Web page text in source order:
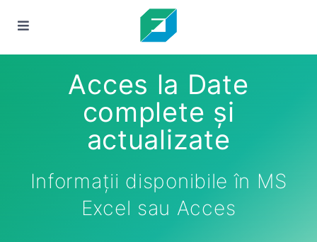
Acces la Date
complete și
actualizate
Informații disponibile în MS
Excel sau Acces